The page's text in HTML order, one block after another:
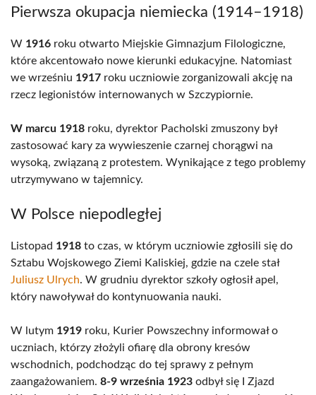
Pierwsza okupacja niemiecka (1914–1918)
W 1916 roku otwarto Miejskie Gimnazjum Filologiczne,
które akcentowało nowe kierunki edukacyjne. Natomiast
we wrześniu 1917 roku uczniowie zorganizowali akcję na
rzecz legionistów internowanych w Szczypiornie.
W marcu 1918 roku, dyrektor Pacholski zmuszony był
zastosować kary za wywieszenie czarnej chorągwi na
wysoką, związaną z protestem. Wynikające z tego problemy
utrzymywano w tajemnicy.
W Polsce niepodległej
Listopad 1918 to czas, w którym uczniowie zgłosili się do
Sztabu Wojskowego Ziemi Kaliskiej, gdzie na czele stał
Juliusz Ulrych. W grudniu dyrektor szkoły ogłosił apel,
który nawoływał do kontynuowania nauki.
W lutym 1919 roku, Kurier Powszechny informował o
uczniach, którzy złożyli ofiarę dla obrony kresów
wschodnich, podchodząc do tej sprawy z pełnym
zaangażowaniem. 8-9 września 1923 odbył się I Zjazd